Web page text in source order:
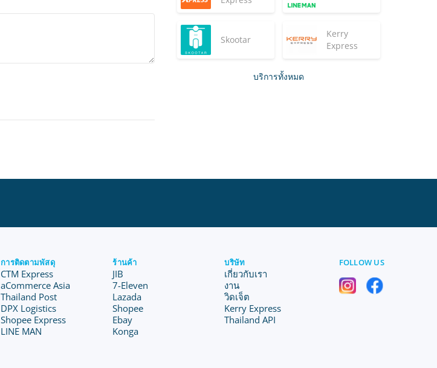
Skootar
Kerry
Express
บริการทั้งหมด
การติดตามพัสดุ
CTM Express
aCommerce Asia
Thailand Post
DPX Logistics
Shopee Express
LINE MAN
ร้านค้า
JIB
7-Eleven
Lazada
Shopee
Ebay
Konga
บริษัท
เกี่ยวกับเรา
งาน
วิดเจ็ต
Kerry Express
Thailand API
FOLLOW US